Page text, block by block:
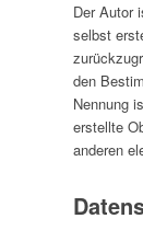
Der Autor
selbst
den
Nennung
erstellte
anderen